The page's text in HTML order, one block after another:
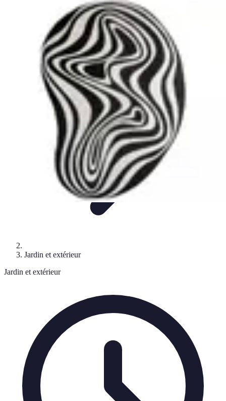
Outils et MatériauxDécorationPeintureBien-êtreÉvénementiel
Easy DIY Ideas
Jardin et extérieur
Jardin et extérieur